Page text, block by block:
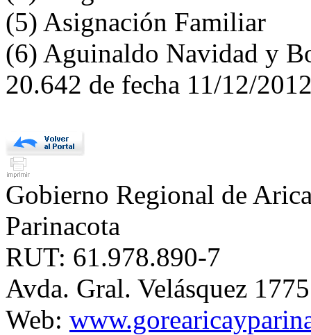
(5) Asignación Familiar
(6) Aguinaldo Navidad y
20.642 de fecha 11/12/
Gobierno Regional de
Parinacota
RUT: 61.978.890-7
Avda. Gral. Velásquez
Web: